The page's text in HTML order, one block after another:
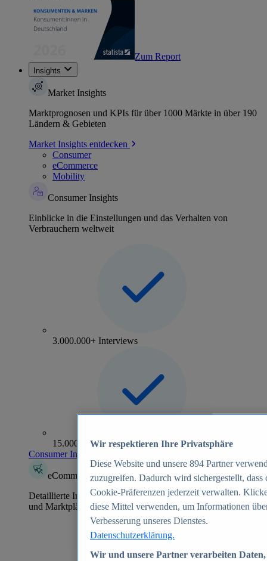
Zum Report
Insights
Market Insights
Marktprognosen und KPIs für über 1000 Märkte in über 190
Ländern & Gebieten
Market Insights entdecken
Consumer
eCommerce
Mobility
Consumer Insights
Einblicke in die Einstellungen und das Verhalten von
Verbrauchern weltweit
3.000.000+ Interviews
15.000+ Marken
Consumer Insights entdecken
eCommerce Insights
Detaillierte Informationen zu mehr als 39.000 Online-Shops
und Marktplätzen
Wir respektieren Ihre Privatsphäre
Diese Website und unsere 894 Partner
zuzugreifen. Dadurch wird sichergestellt,
Cookie-Präferenzen jederzeit verwalten.
diese Mittel verwenden, um Informationen
Verbesserung unseres Dienstes.
Datenschutzerklärung.
Wir und unsere Partner verarbeiten